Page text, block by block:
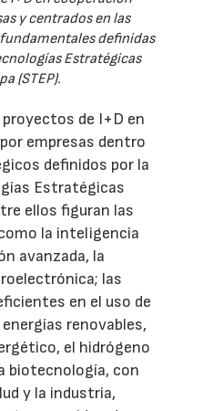
y centrados en las
definidas
Estratégicas
(STEP).
de I+D en
empresas dentro
definidos por la
Estratégicas
ellos figuran las
la inteligencia
avanzada, la
las
en el uso de
renovables,
el hidrógeno
biotecnología, con
y la industria,